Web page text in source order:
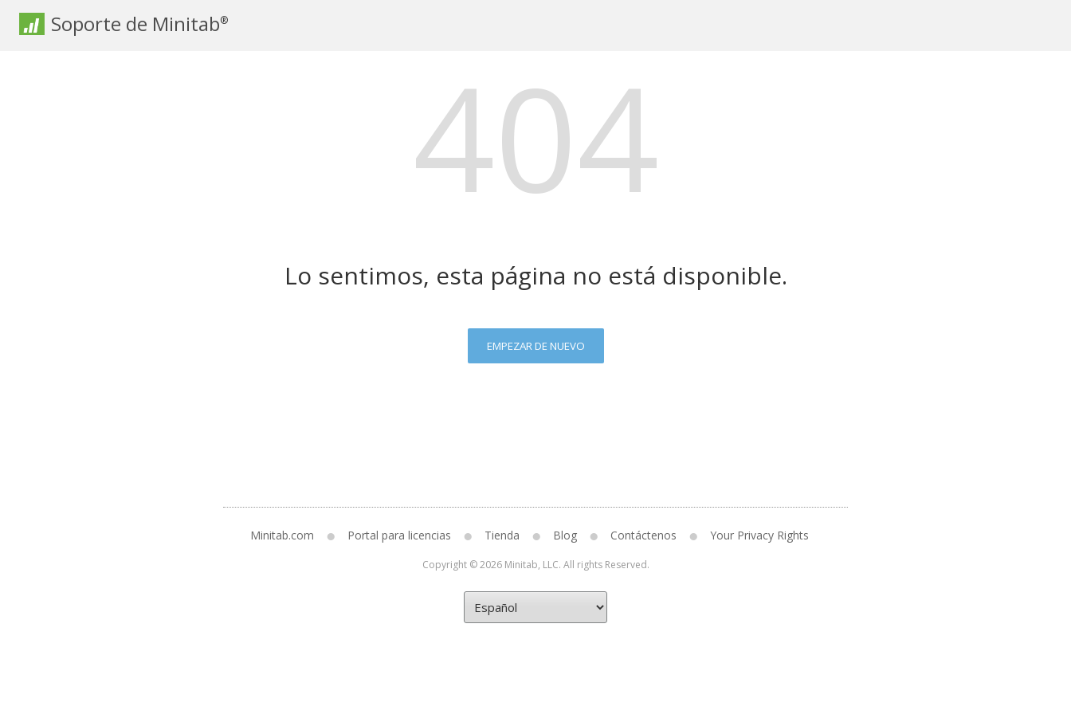
Soporte de Minitab®
404
Lo sentimos, esta página no está disponible.
EMPEZAR DE NUEVO
Minitab.com Portal para licencias Tienda Blog Contáctenos Your Privacy Rights
Copyright © 2026 Minitab, LLC. All rights Reserved.